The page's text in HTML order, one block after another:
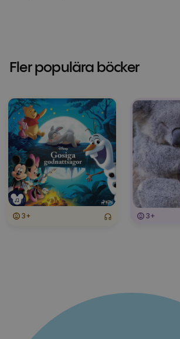
Fler populära böcker
3+ 3+